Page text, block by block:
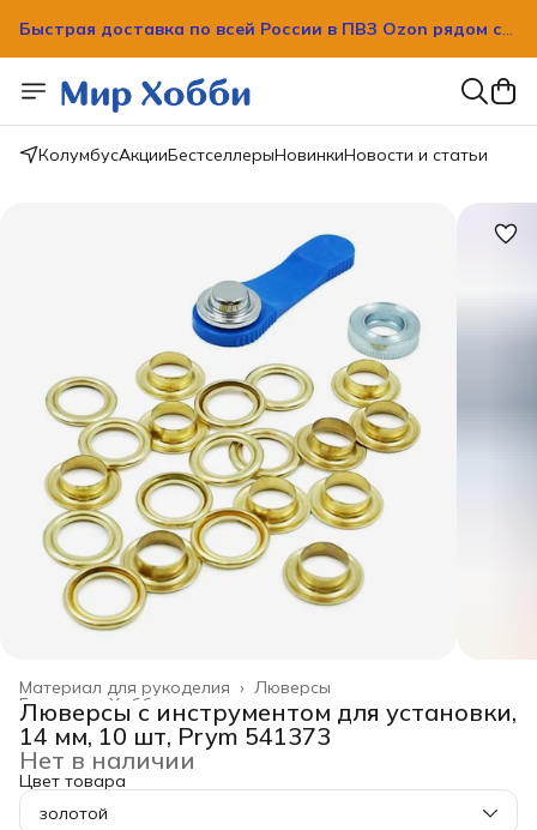
Быстрая доставка по всей России в ПВЗ Ozon рядом с
Быстрая доставка по всей России в ПВЗ Ozon рядом с
вашим домом!
КолумбусАкцииБестселлерыНовинкиНовости и статьи
Люверсы
Материал для рукоделия ›
Хобби и творчество ›
Главная ›
Люверсы с инструментом для установки,
14 мм, 10 шт, Prym 541373
Нет в наличии
Цвет товара
золотой